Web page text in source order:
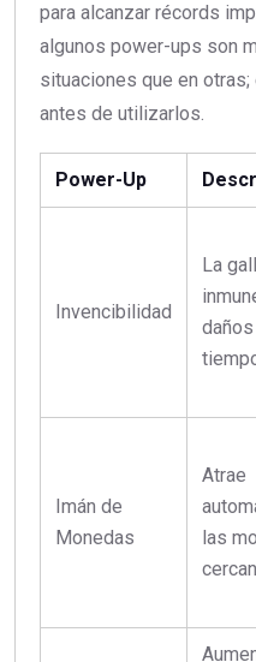
para alcanzar récords
algunos power-ups son
situaciones que en
antes de utilizarlos.
Power-Up
Invencibilidad
La
Imán de
Monedas
Atrae
las